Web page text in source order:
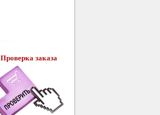
Проверка заказа